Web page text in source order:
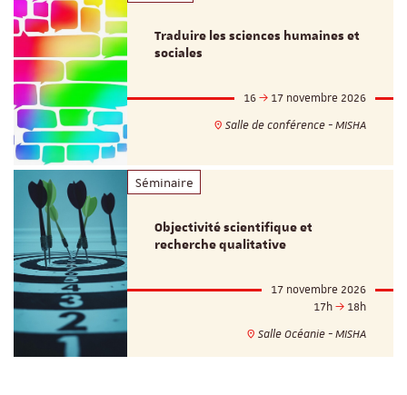
Traduire les sciences humaines et
sociales
16
17 novembre 2026
Salle de conférence - MISHA
Séminaire
Objectivité scientifique et
recherche qualitative
17 novembre 2026
17h
18h
Salle Océanie - MISHA